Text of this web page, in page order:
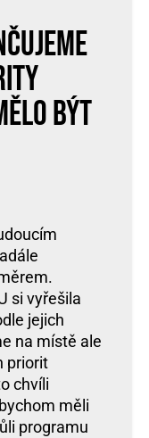
být
si vyřešila
jejich
na místě ale
priorit
chvíli
měli
programu